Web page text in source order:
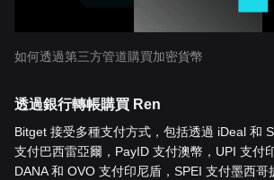
如何透過第三方管道購買加密貨幣
透過銀行轉帳購買 Ren
Bitget 接受多種支付方式，包括透過 iDeal 和
支付巴西雷亞爾，PayID 支付澳幣，UPI 支付
DANA 和 OVO 支付印尼盾，SPEI 支付墨西哥